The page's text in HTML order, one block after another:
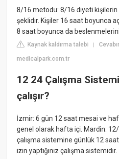
8/16 metodu: 8/16 diyeti
şeklidir. Kişiler 16 saat boyunca
8 saat boyunca da
Kaynak kaldırma talebi |
medicalpark.com.tr
12 24 Çalışma
çalışır?
İzmir: 6 gün 12 saat mesai ve
genel olarak hafta içi. Mardin:
çalışma sistemine günlük 12 saat
izin yaptığınız çalışma sistemidir.